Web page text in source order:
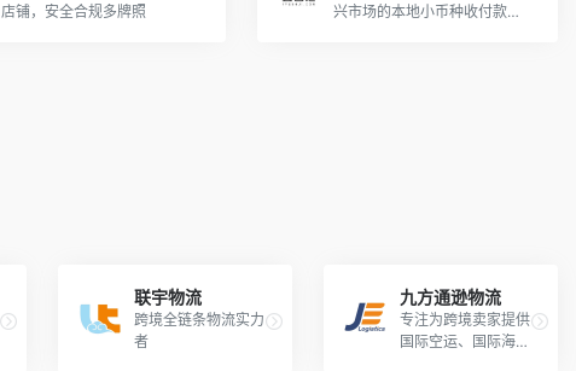
店铺，安全合规多牌照
兴市场的本地小币种收付款及
联宇物流
跨境全链条物流实力
者
九方通逊物流
专注为跨境卖家提供
国际空运、国际海